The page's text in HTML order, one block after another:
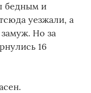
бедным и
уезжали, а
Но за
16